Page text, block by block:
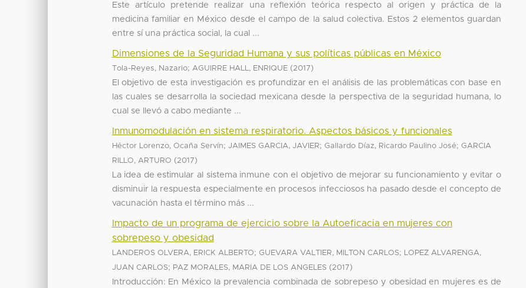
Este artículo pretende realizar una reflexión teórica respecto al origen y práctica de la
medicina familiar en México desde el campo de la salud colectiva. Estos 2 elementos guardan
entre sí una práctica social, la cual ...
Dimensiones de la Seguridad Humana y sus políticas públicas en México
Tola-Reyes, Nazario; AGUIRRE HALL, ENRIQUE (2017)
El objetivo de esta investigación es profundizar en el análisis de las problemáticas con base en
las cuales se desarrolla la sociedad mexicana desde la perspectiva de la seguridad humana, lo
cual se llevó a cabo mediante ...
Inmunomodulación en sistema respiratorio. Aspectos básicos y funcionales
Héctor Lorenzo, Ocaña Servín; JAIMES GARCIA, JAVIER; Gallardo Díaz, Ricardo Paulino José; GARCIA
RILLO, ARTURO (2017)
La idea de estimular al sistema inmune con el objetivo de mejorar su funcionamiento y evitar o
disminuir la respuesta especialmente en procesos infecciosos ha pasado desde el concepto de
vacunación hasta el término más ...
Impacto de un programa de ejercicio sobre la Autoeficacia en mujeres con
sobrepeso y obesidad
LANDEROS OLVERA, ERICK ALBERTO; GUEVARA VALTIER, MILTON CARLOS; LOPEZ ALVARENGA,
JUAN CARLOS; PAZ MORALES, MARIA DE LOS ANGELES (2017)
Introducción: En México la prevalencia combinada de sobrepeso y obesidad en mujeres es de